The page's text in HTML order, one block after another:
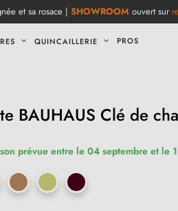
et sa rosace | SHOWROOM ouvert sur
QUINCAILLERIE PROS
BAUHAUS Clé de
prévue entre le 04 septembre et le